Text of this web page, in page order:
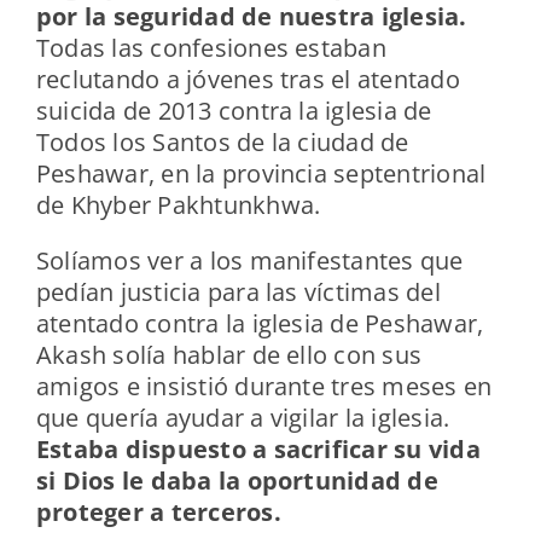
por la seguridad de nuestra iglesia.
Todas las confesiones estaban
reclutando a jóvenes tras el atentado
suicida de 2013 contra la iglesia de
Todos los Santos de la ciudad de
Peshawar, en la provincia septentrional
de Khyber Pakhtunkhwa.
Solíamos ver a los manifestantes que
pedían justicia para las víctimas del
atentado contra la iglesia de Peshawar,
Akash solía hablar de ello con sus
amigos e insistió durante tres meses en
que quería ayudar a vigilar la iglesia.
Estaba dispuesto a sacrificar su vida
si Dios le daba la oportunidad de
proteger a terceros.